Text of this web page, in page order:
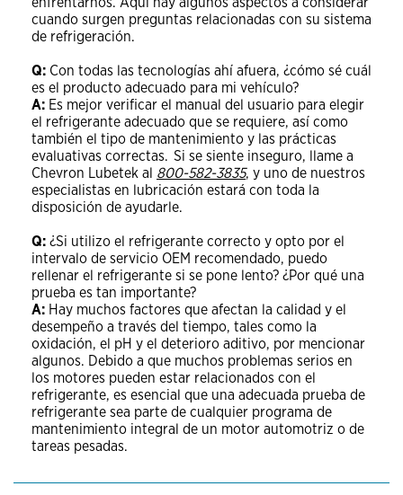
cuando surgen preguntas relacionadas con su sistema
de refrigeración.
Q: Con todas las tecnologías ahí afuera, ¿cómo sé cuál
es el producto adecuado para mi vehículo?
A: Es mejor verificar el manual del usuario para elegir
el refrigerante adecuado que se requiere, así como
también el tipo de mantenimiento y las prácticas
evaluativas correctas. Si se siente inseguro, llame a
Chevron Lubetek al 800-582-3835, y uno de nuestros
especialistas en lubricación estará con toda la
disposición de ayudarle.
Q: ¿Si utilizo el refrigerante correcto y opto por el
intervalo de servicio OEM recomendado, puedo
rellenar el refrigerante si se pone lento? ¿Por qué una
prueba es tan importante?
A: Hay muchos factores que afectan la calidad y el
desempeño a través del tiempo, tales como la
oxidación, el pH y el deterioro aditivo, por mencionar
algunos. Debido a que muchos problemas serios en
los motores pueden estar relacionados con el
refrigerante, es esencial que una adecuada prueba de
refrigerante sea parte de cualquier programa de
mantenimiento integral de un motor automotriz o de
tareas pesadas.